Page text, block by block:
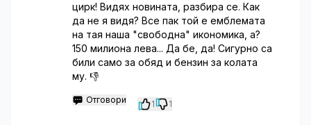
цирк! Видях новината, разбира се. Как
да не я видя? Все пак той е емблемата
на тая наша "свободна" икономика, а?
150 милиона лева... Да бе, да! Сигурно са
били само за обяд и бензин за колата
му. 👎
Отговори 1 1